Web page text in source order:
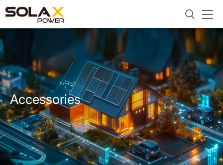
Accessories